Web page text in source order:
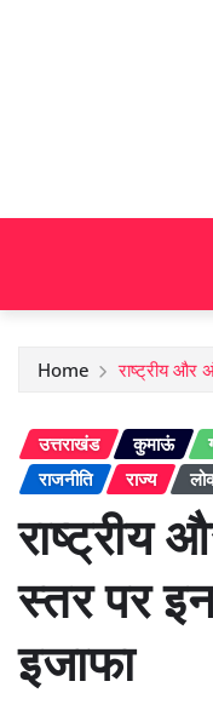
Home राष्ट्रीय और
उत्तराखंड कुमाऊं
राजनीति
राज्य
राष्ट्रीय
स्तर पर
इजाफा